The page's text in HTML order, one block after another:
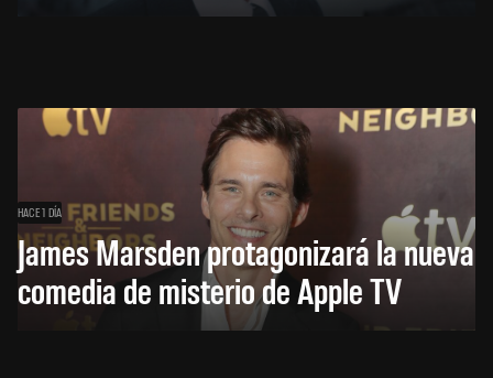
HACE 1 DÍA
James Marsden protagonizará la nueva
comedia de misterio de Apple TV